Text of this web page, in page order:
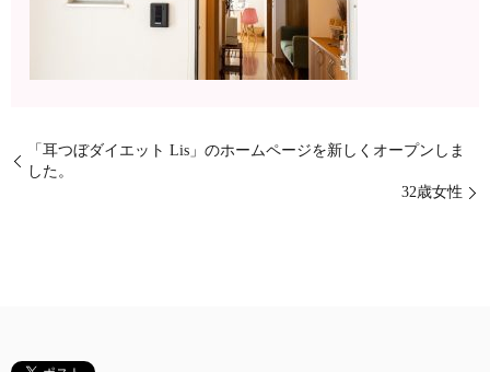
「耳つぼダイエット Lis」のホームページを新しくオープンしま
した。
32歳女性